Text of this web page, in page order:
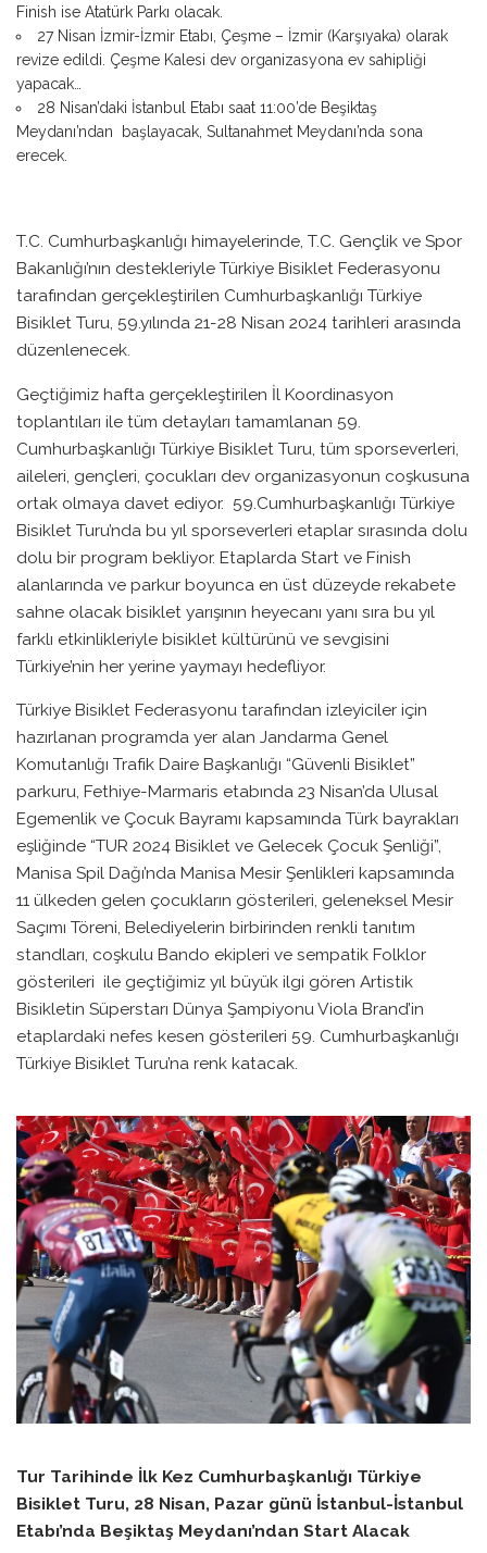
Finish ise Atatürk Parkı olacak.
27 Nisan İzmir-İzmir Etabı, Çeşme – İzmir (Karşıyaka) olarak
revize edildi. Çeşme Kalesi dev organizasyona ev sahipliği
yapacak…
28 Nisan’daki İstanbul Etabı saat 11:00’de Beşiktaş
Meydanı’ndan başlayacak, Sultanahmet Meydanı’nda sona
erecek.
T.C. Cumhurbaşkanlığı himayelerinde, T.C. Gençlik ve Spor
Bakanlığı’nın destekleriyle Türkiye Bisiklet Federasyonu
tarafından gerçekleştirilen Cumhurbaşkanlığı Türkiye
Bisiklet Turu, 59.yılında 21-28 Nisan 2024 tarihleri arasında
düzenlenecek.
Geçtiğimiz hafta gerçekleştirilen İl Koordinasyon
toplantıları ile tüm detayları tamamlanan 59.
Cumhurbaşkanlığı Türkiye Bisiklet Turu, tüm sporseverleri,
aileleri, gençleri, çocukları dev organizasyonun coşkusuna
ortak olmaya davet ediyor. 59.Cumhurbaşkanlığı Türkiye
Bisiklet Turu’nda bu yıl sporseverleri etaplar sırasında dolu
dolu bir program bekliyor. Etaplarda Start ve Finish
alanlarında ve parkur boyunca en üst düzeyde rekabete
sahne olacak bisiklet yarışının heyecanı yanı sıra bu yıl
farklı etkinlikleriyle bisiklet kültürünü ve sevgisini
Türkiye’nin her yerine yaymayı hedefliyor.
Türkiye Bisiklet Federasyonu tarafından izleyiciler için
hazırlanan programda yer alan Jandarma Genel
Komutanlığı Trafik Daire Başkanlığı “Güvenli Bisiklet”
parkuru, Fethiye-Marmaris etabında 23 Nisan’da Ulusal
Egemenlik ve Çocuk Bayramı kapsamında Türk bayrakları
eşliğinde “TUR 2024 Bisiklet ve Gelecek Çocuk Şenliği”,
Manisa Spil Dağı’nda Manisa Mesir Şenlikleri kapsamında
11 ülkeden gelen çocukların gösterileri, geleneksel Mesir
Saçımı Töreni, Belediyelerin birbirinden renkli tanıtım
standları, coşkulu Bando ekipleri ve sempatik Folklor
gösterileri ile geçtiğimiz yıl büyük ilgi gören Artistik
Bisikletin Süperstarı Dünya Şampiyonu Viola Brand’in
etaplardaki nefes kesen gösterileri 59. Cumhurbaşkanlığı
Türkiye Bisiklet Turu’na renk katacak.
Tur Tarihinde İlk Kez Cumhurbaşkanlığı Türkiye
Bisiklet Turu, 28 Nisan, Pazar günü İstanbul-İstanbul
Etabı’nda Beşiktaş Meydanı’ndan Start Alacak